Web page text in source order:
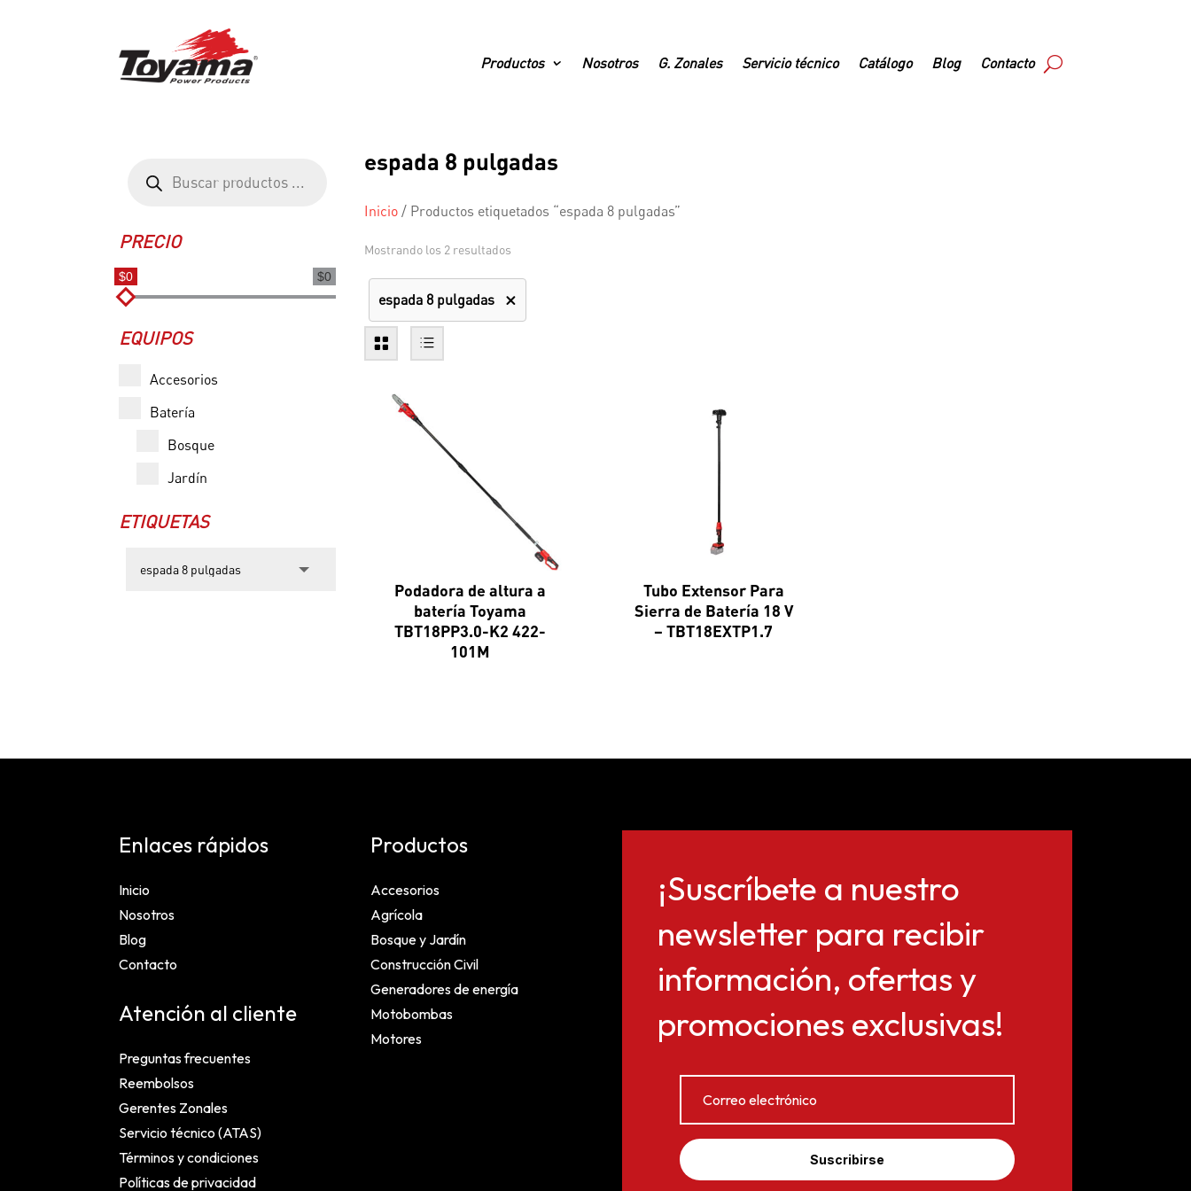
Productos Nosotros G. Zonales Servicio técnico Catálogo Blog Contacto
productos
PRECIO
$0
$0
EQUIPOS
Accesorios
Batería
Bosque
Jardín
ETIQUETAS
espada 8 pulgadas
Inicio / Productos etiquetados “espada 8 pulgadas”
Mostrando los 2 resultados
espada 8 pulgadas
Podadora de altura a
batería Toyama
TBT18PP3.0-K2 422-
101M
Tubo Extensor Para
Sierra de Batería 18 V
– TBT18EXTP1.7
Enlaces rápidos
Inicio
Nosotros
Blog
Contacto
Atención al cliente
Preguntas frecuentes
Reembolsos
Gerentes Zonales
Servicio técnico (ATAS)
Términos y condiciones
Políticas de privacidad
Productos
Accesorios
Agrícola
Bosque y Jardín
Construcción Civil
Generadores de energía
Motobombas
Motores
¡Suscríbete a nuestro
newsletter para recibir
información, ofertas y
promociones exclusivas!
Suscribirse